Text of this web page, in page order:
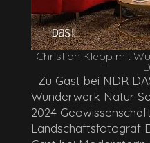
Christian Klepp mit
Zu Gast bei NDR
Wunderwerk Natur
2024
Landschaftsfotograf